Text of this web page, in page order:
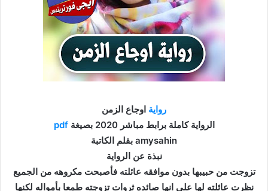
رواية اوجاع الزمن
pdf
الرواية كاملة برابط مباشر 2020 بصيغة
بقلم الكاتبة amysahin
نبذة عن الرواية
تزوجت من حبيبها بدون موافقه عائلته فأصبحت مكروهه من الجميع
نظرت عائلته لها على انها صائده ثروات تزوجته طمعا بأمواله لكنها